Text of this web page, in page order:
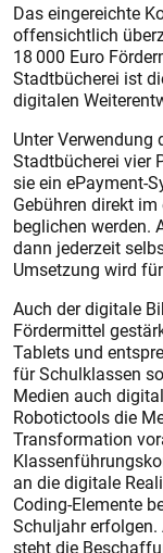
Das eingereichte
offensichtlich
18 000 Euro
Stadtbücherei ist
digitalen
Unter Verwendung
Stadtbücherei vier
sie ein ePayment-
Gebühren direkt
beglichen werden.
dann jederzeit
Umsetzung wird
Auch der digitale
Fördermittel
Tablets und
für Schulklassen
Medien auch
Robotictools die
Transformation
an die digitale
Coding-Elemente
Schuljahr
steht die